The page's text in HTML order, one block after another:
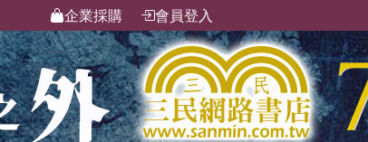
企業採購 會員登入